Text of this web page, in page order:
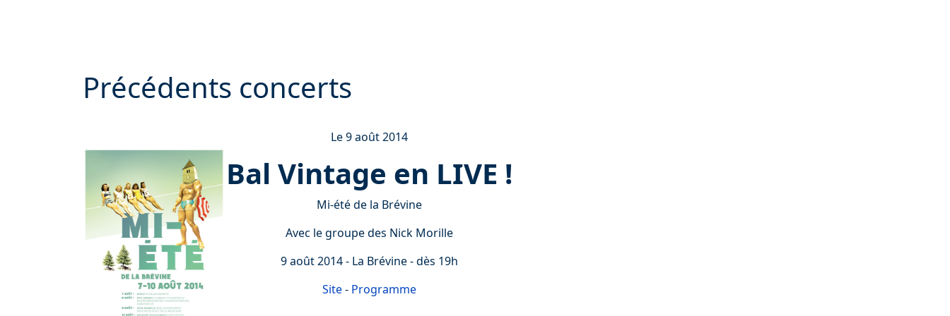
Précédents concerts
Le 9 août 2014
Bal Vintage en LIVE !
Mi-été de la Brévine
Avec le groupe des Nick Morille
9 août 2014 - La Brévine - dès 19h
Site- Programme